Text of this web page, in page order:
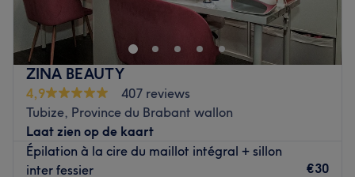
ZINA BEAUTY
4,9
407 reviews
Tubize, Province du Brabant wallon
Laat zien op de kaart
Épilation à la cire du maillot intégral + sillon
inter fessier
€30